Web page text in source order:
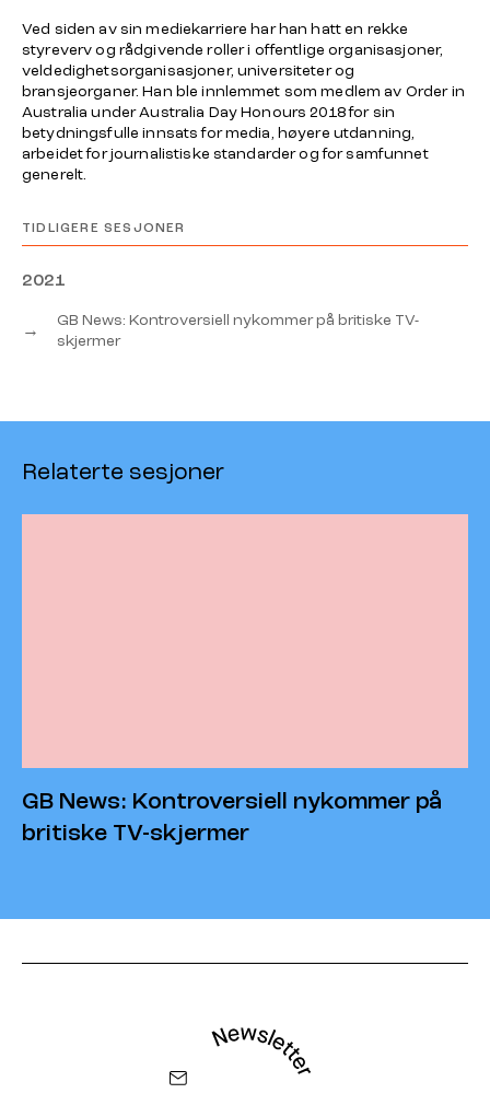
Ved siden av sin mediekarriere har han hatt en rekke
styreverv og rådgivende roller i offentlige organisasjoner,
veldedighetsorganisasjoner, universiteter og
bransjeorganer. Han ble innlemmet som medlem av Order in
Australia under Australia Day Honours 2018 for sin
betydningsfulle innsats for media, høyere utdanning,
arbeidet for journalistiske standarder og for samfunnet
generelt.
TIDLIGERE SESJONER
2021
→
GB News: Kontroversiell nykommer på britiske TV-
skjermer
Relaterte sesjoner
GB News: Kontroversiell nykommer på
britiske TV-skjermer